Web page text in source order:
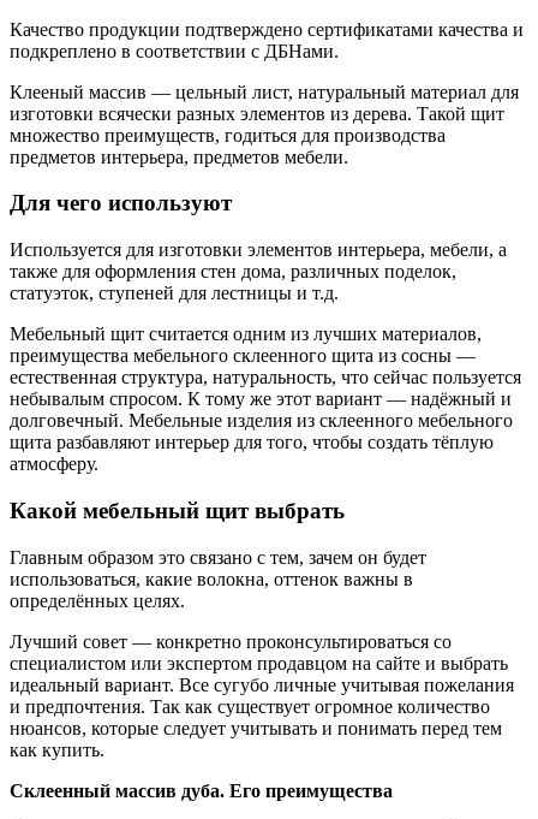
Качество продукции подтверждено сертификатами качества и
подкреплено в соответствии с ДБНами.
Клееный массив — цельный лист, натуральный материал для
изготовки всячески разных элементов из дерева. Такой щит
множество преимуществ, годиться для производства
предметов интерьера, предметов мебели.
Для чего используют
Используется для изготовки элементов интерьера, мебели, а
также для оформления стен дома, различных поделок,
статуэток, ступеней для лестницы и т.д.
Мебельный щит считается одним из лучших материалов,
преимущества мебельного склеенного щита из сосны —
естественная структура, натуральность, что сейчас пользуется
небывалым спросом. К тому же этот вариант — надёжный и
долговечный. Мебельные изделия из склеенного мебельного
щита разбавляют интерьер для того, чтобы создать тёплую
атмосферу.
Какой мебельный щит выбрать
Главным образом это связано с тем, зачем он будет
использоваться, какие волокна, оттенок важны в
определённых целях.
Лучший совет — конкретно проконсультироваться со
специалистом или экспертом продавцом на сайте и выбрать
идеальный вариант. Все сугубо личные учитывая пожелания
и предпочтения. Так как существует огромное количество
нюансов, которые следует учитывать и понимать перед тем
как купить.
Склеенный массив дуба. Его преимущества